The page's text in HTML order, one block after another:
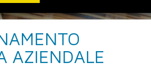
AZIENDALE